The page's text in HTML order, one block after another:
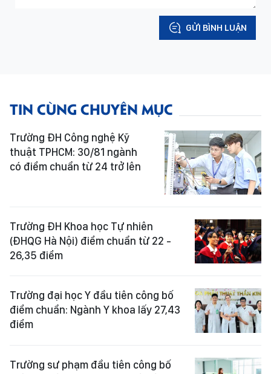
GỬI BÌNH LUẬN
TIN CÙNG CHUYÊN MỤC
Trường ĐH Công nghệ Kỹ
thuật TPHCM: 30/81 ngành
có điểm chuẩn từ 24 trở lên
Trường ĐH Khoa học Tự nhiên
(ĐHQG Hà Nội) điểm chuẩn từ 22 -
26,35 điểm
Trường đại học Y đầu tiên công bố
điểm chuẩn: Ngành Y khoa lấy 27,43
điểm
Trường sư phạm đầu tiên công bố